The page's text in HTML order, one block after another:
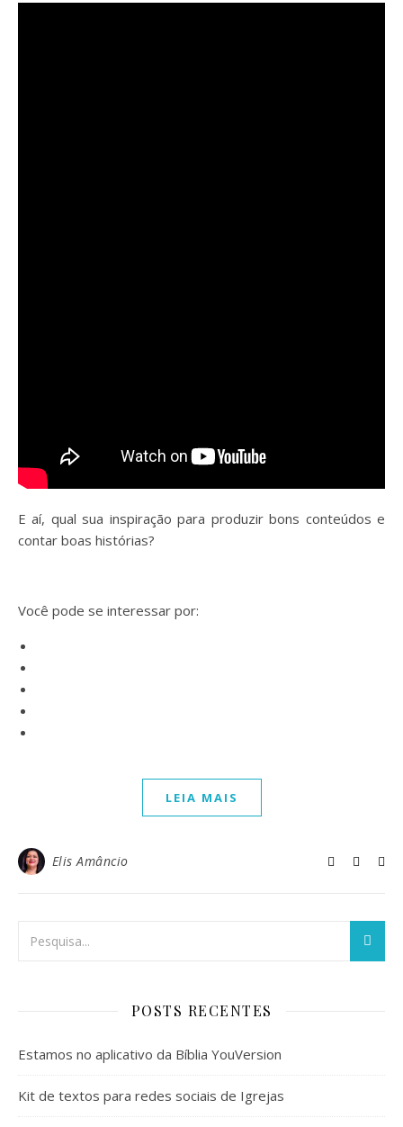
E aí, qual sua inspiração para produzir bons conteúdos e
contar boas histórias?
Você pode se interessar por:
LEIA MAIS
Elis Amâncio
POSTS RECENTES
Estamos no aplicativo da Bíblia YouVersion
Kit de textos para redes sociais de Igrejas